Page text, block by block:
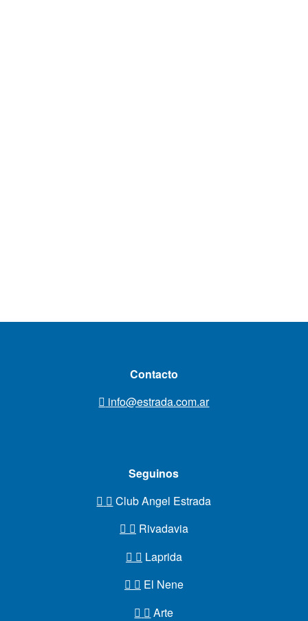
Contacto
info@estrada.com.ar
Seguinos
Club Angel Estrada
Rivadavia
Laprida
El Nene
Arte